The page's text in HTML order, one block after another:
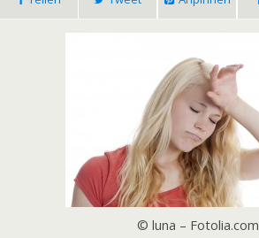
© luna – Fotolia.com